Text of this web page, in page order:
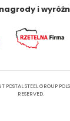
i
STEEL GROUP
RESERVED.